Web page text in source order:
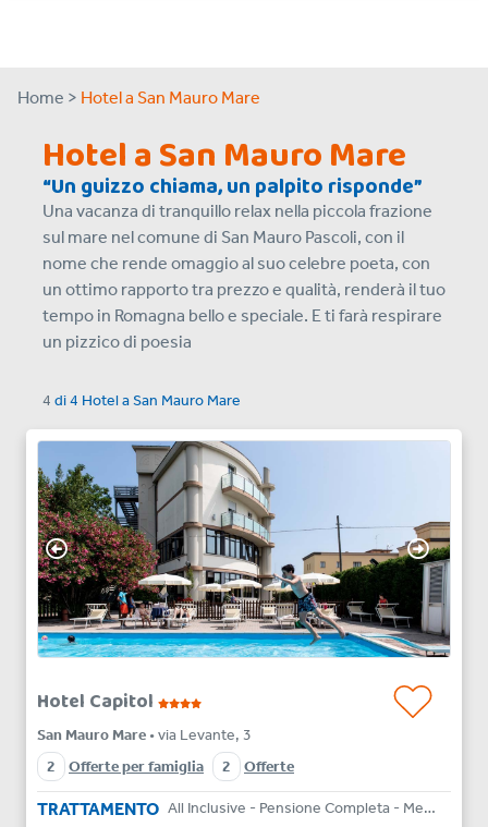
Home > Hotel a San Mauro Mare
Hotel a San Mauro Mare
“Un guizzo chiama, un palpito risponde”
Una vacanza di tranquillo relax nella piccola frazione
sul mare nel comune di San Mauro Pascoli, con il
nome che rende omaggio al suo celebre poeta, con
un ottimo rapporto tra prezzo e qualità, renderà il tuo
tempo in Romagna bello e speciale. E ti farà respirare
un pizzico di poesia
4 di4 Hotel aSan Mauro Mare
Hotel Capitol
San Mauro Mare • via Levante, 3
2
Offerte per famiglia 2 Offerte
TRATTAMENTO All Inclusive - Pensione Completa - Mezza Pensione - Bed & Breakfast